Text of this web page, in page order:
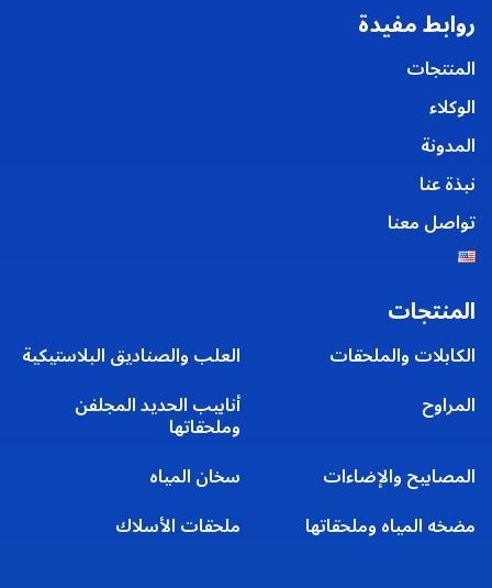
روابط مفيدة
المنتجات
الوكلاء
المدونة
نبذة عنا
تواصل معنا
المنتجات
الكابلات والملحقات
العلب والصناديق البلاستيكية
المراوح
أنابيب الحديد المجلفن
وملحقاتها
المصابيح والإضاءات
سخان المياه
مضخه المياه وملحقاتها
ملحقات الأسلاك